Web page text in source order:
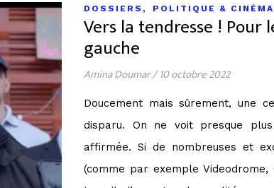
DOSSIERS , POLITIQUE & CINÉMA
Vers la tendresse !
gauche
Amina Doumar/ 10 octobre 2022
Doucement mais sûrement, une
disparu. On ne voit presque plus
affirmée. Si de nombreuses et
(comme par exemple